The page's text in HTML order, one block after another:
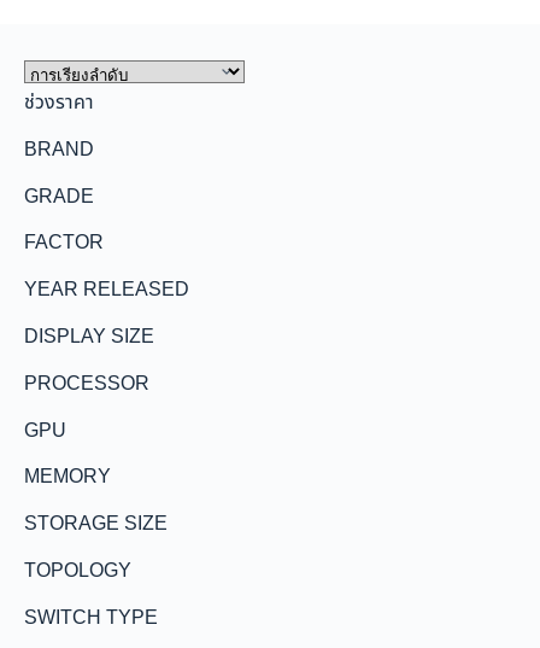
ช่วงราคา
BRAND
GRADE
FACTOR
YEAR RELEASED
DISPLAY SIZE
PROCESSOR
GPU
MEMORY
STORAGE SIZE
TOPOLOGY
SWITCH TYPE